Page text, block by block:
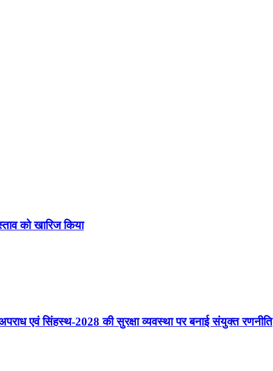
को खारिज किया
एवं सिंहस्थ-2028 की सुरक्षा व्यवस्था पर बनाई संयुक्त रणनीति